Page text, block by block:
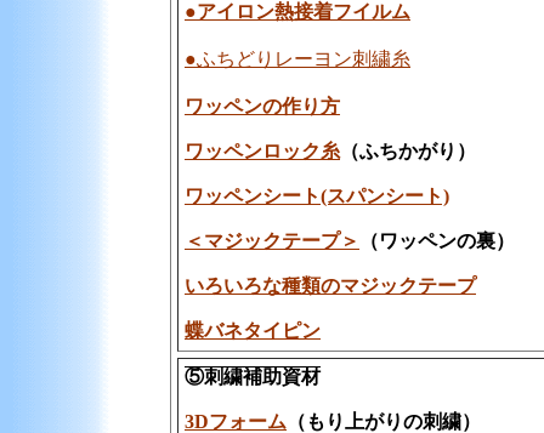
●アイロン熱接着フイルム
●ふちどりレーヨン刺繍糸
ワッペンの作り方
ワッペンロック糸 （ふちかがり）
ワッペンシート(スパンシート)
＜マジックテープ＞ （ワッペンの裏）
いろいろな種類のマジックテープ
蝶バネタイピン
⑤刺繍補助資材
3Dフォーム （もり上がりの刺繍）